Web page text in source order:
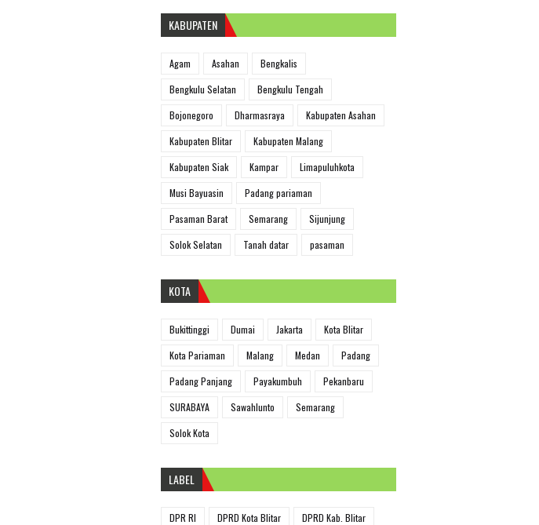
KABUPATEN
Agam Asahan
Bengkalis
Bengkulu Selatan
Bengkulu Tengah
Bojonegoro
Dharmasraya
Kabupaten Asahan
Kabupaten Blitar
Kabupaten Malang
Kabupaten Siak
Kampar
Limapuluhkota
Musi Bayuasin
Padang pariaman
Pasaman Barat
Semarang
Sijunjung
Solok Selatan
Tanah datar pasaman
KOTA
Bukittinggi Dumai Jakarta
Kota Blitar
Kota Pariaman
Malang Medan
Padang
Padang Panjang
Payakumbuh
Pekanbaru
SURABAYA
Sawahlunto
Semarang
Solok Kota
LABEL
DPR RI DPRD Kota Blitar DPRD Kab. Blitar